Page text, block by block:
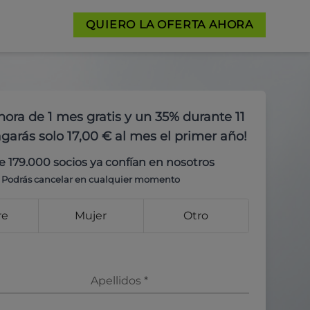
QUIERO LA OFERTA AHORA
de 1 mes gratis y un 35% durante 11
solo 17,00 € al mes el primer año!
179.000 socios ya confían en nosotros
Podrás cancelar en cualquier momento
Mujer Otro
Apellidos *